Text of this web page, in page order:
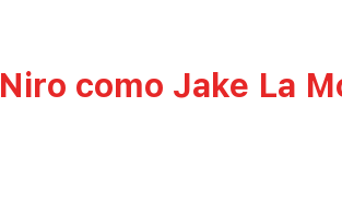
como Jake La